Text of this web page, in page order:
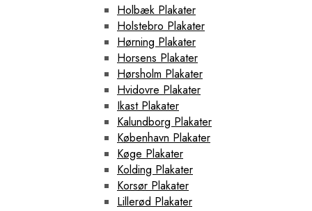
Holbæk Plakater
Holstebro Plakater
Hørning Plakater
Horsens Plakater
Hørsholm Plakater
Hvidovre Plakater
Ikast Plakater
Kalundborg Plakater
København Plakater
Køge Plakater
Kolding Plakater
Korsør Plakater
Lillerød Plakater